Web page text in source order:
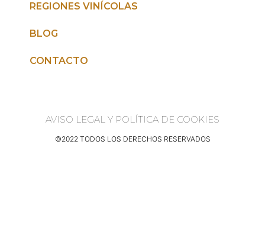
REGIONES VINÍCOLAS
BLOG
CONTACTO
AVISO LEGAL Y POLÍTICA DE COOKIES
©2022 TODOS LOS DERECHOS RESERVADOS